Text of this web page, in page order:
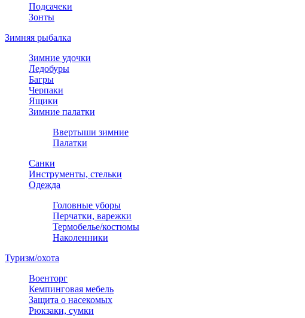
Подсачеки
Зонты
Зимняя рыбалка
Зимние удочки
Ледобуры
Багры
Черпаки
Ящики
Зимние палатки
Ввертыши зимние
Палатки
Санки
Инструменты, стельки
Одежда
Головные уборы
Перчатки, варежки
Термобелье/костюмы
Наколенники
Туризм/охота
Военторг
Кемпинговая мебель
Защита о насекомых
Рюкзаки, сумки